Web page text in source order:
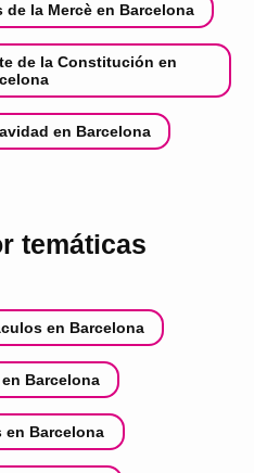
la Mercè en Barcelona
de la Constitución en
en Barcelona
temáticas
en Barcelona
Barcelona
en Barcelona